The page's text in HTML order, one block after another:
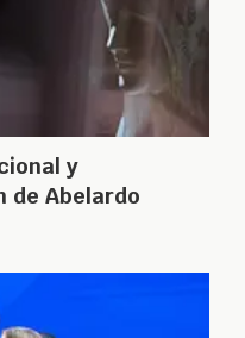
y
de Abelardo